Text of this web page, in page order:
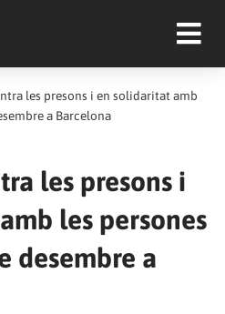
les presons i en solidaritat amb
a Barcelona
les presons i
les persones
desembre a